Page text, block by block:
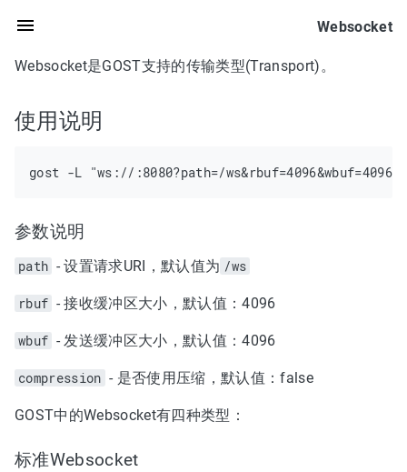
Websocket
Websocket是GOST支持的传输类型(Transport)。
使用说明
参数说明
path - 设置请求URI，默认值为 /ws
rbuf - 接收缓冲区大小，默认值：4096
wbuf - 发送缓冲区大小，默认值：4096
compression - 是否使用压缩，默认值：false
GOST中的Websocket有四种类型：
标准Websocket